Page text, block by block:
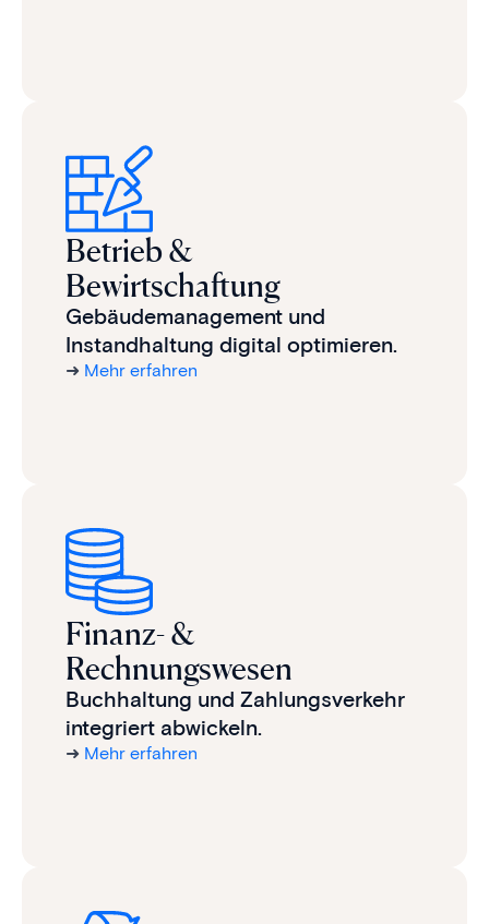
Betrieb &
Bewirtschaftung
Gebäudemanagement und
Instandhaltung digital optimieren.
➜ Mehr erfahren
Finanz- &
Rechnungswesen
Buchhaltung und Zahlungsverkehr
integriert abwickeln.
➜ Mehr erfahren